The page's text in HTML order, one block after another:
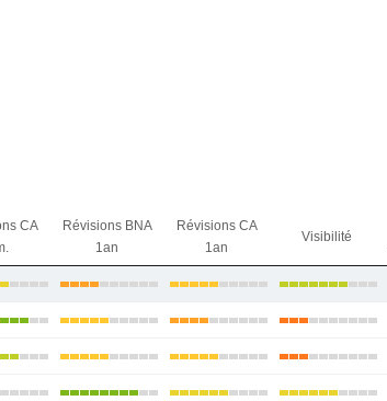
CA
Révisions BNA
1an
Révisions CA
1an
Visibilité